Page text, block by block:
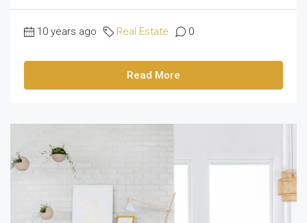
10 years ago Real Estate 0
Read More